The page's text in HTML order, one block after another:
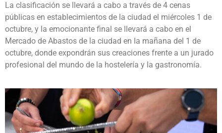
La clasificación se llevará a cabo a través de 4 cenas
públicas en establecimientos de la ciudad el miércoles 1 de
octubre, y la emocionante final se llevará a cabo en el
Mercado de Abastos de la ciudad en la mañana del 1 de
octubre, donde expondrán sus creaciones frente a un jurado
profesional del mundo de la hostelería y la gastronomía.